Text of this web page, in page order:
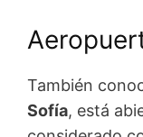
También
Sofía, está